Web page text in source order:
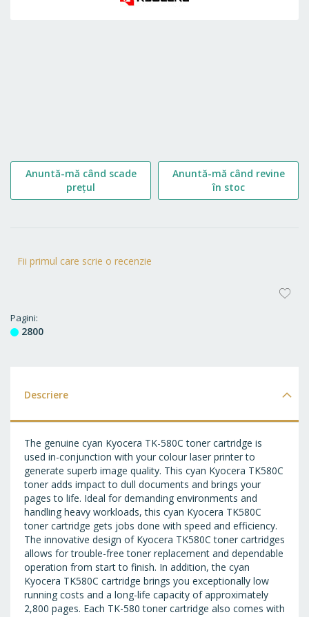
Fii primul care scrie o recenzie
Pagini
2800
Anuntă-mă când scade
prețul
Anuntă-mă când revine
în stoc
Descriere
The genuine cyan Kyocera TK-580C toner cartridge is
used in-conjunction with your colour laser printer to
generate superb image quality. This cyan Kyocera TK580C
toner adds impact to dull documents and brings your
pages to life. Ideal for demanding environments and
handling heavy workloads, this cyan Kyocera TK580C
toner cartridge gets jobs done with speed and efficiency.
The innovative design of Kyocera TK580C toner cartridges
allows for trouble-free toner replacement and dependable
operation from start to finish. In addition, the cyan
Kyocera TK580C cartridge brings you exceptionally low
running costs and a long-life capacity of approximately
2,800 pages. Each TK-580 toner cartridge also comes with